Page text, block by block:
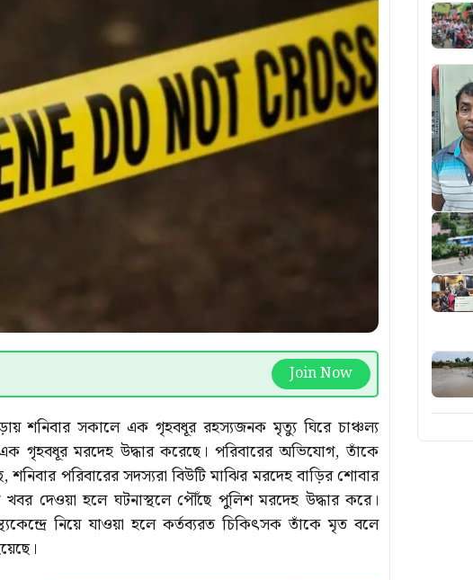
Join Now
শনিবার সকালে এক গৃহবধূর রহস্যজনক মৃত্যু ঘিরে চাঞ্চল্য
গৃহবধূর মরদেহ উদ্ধার করেছে। পরিবারের অভিযোগ, তাঁকে
পরিবারের সদস্যরা বিউটি মাঝির মরদেহ বাড়ির শোবার
খবর দেওয়া হলে ঘটনাস্থলে পৌঁছে পুলিশ মরদেহ উদ্ধার করে।
নিয়ে যাওয়া হলে কর্তব্যরত চিকিৎসক তাঁকে মৃত বলে